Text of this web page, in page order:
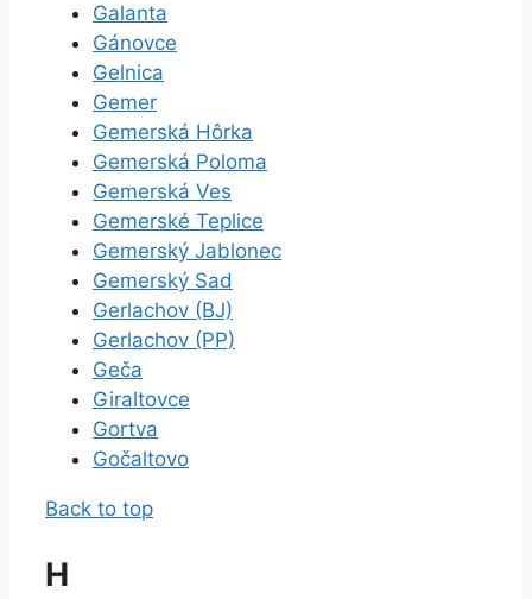
Galanta
Gánovce
Gelnica
Gemer
Gemerská Hôrka
Gemerská Poloma
Gemerská Ves
Gemerské Teplice
Gemerský Jablonec
Gemerský Sad
Gerlachov (BJ)
Gerlachov (PP)
Geča
Giraltovce
Gortva
Gočaltovo
Back to top
H